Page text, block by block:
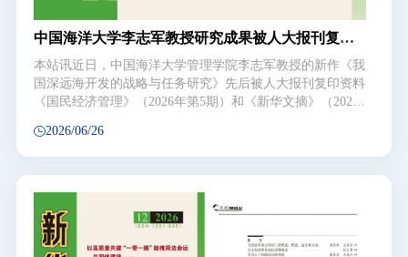
中国海洋大学李志军教授研究成果被人大报刊复印
资料《国民经济管理》和《新华文摘》全文转载
本站讯近日，中国海洋大学管理学院李志军教授的新作《我
国深远海开发的战略与任务研究》先后被人大报刊复印资料
《国民经济管理》（2026年第5期）和《新华文摘》（2026
会科学版）》2026年第2期。文章立足全球海洋治理变局与
深远海博弈新形势，从地缘政治、科技竞争、生态保护等多
维视角系统研判我国深远海开发面临的复杂环境，深刻剖析
深远海资源格局变革对国际权力架构的深远影响，紧扣国家
海洋发展核心诉求，凝练提出深远海战略构建的导向、重点
与实施路径。文章兼具战略前瞻性与落地指导性，对谋划我
国深远海顶层设计、统筹资源开发与生态保护、提升全球海
2026/06/26